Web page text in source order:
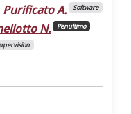
Purificato A. Software
N. Penultimo